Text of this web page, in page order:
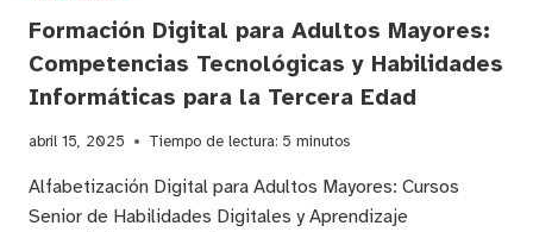
Formación Digital para Adultos Mayores:
Competencias Tecnológicas y Habilidades
Informáticas para la Tercera Edad
abril 15, 2025 Tiempo de lectura: 5 minutos
Alfabetización Digital para Adultos Mayores: Cursos
Senior de Habilidades Digitales y Aprendizaje